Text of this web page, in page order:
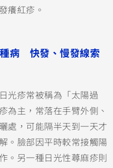
癢紅疹。
種病 快發、慢發線索
光疹常被稱為「太陽過
為主，常落在手臂外側、
處，可能隔半天到一天才
。臉部因平時較常接觸陽
。另一種日光性蕁麻疹則